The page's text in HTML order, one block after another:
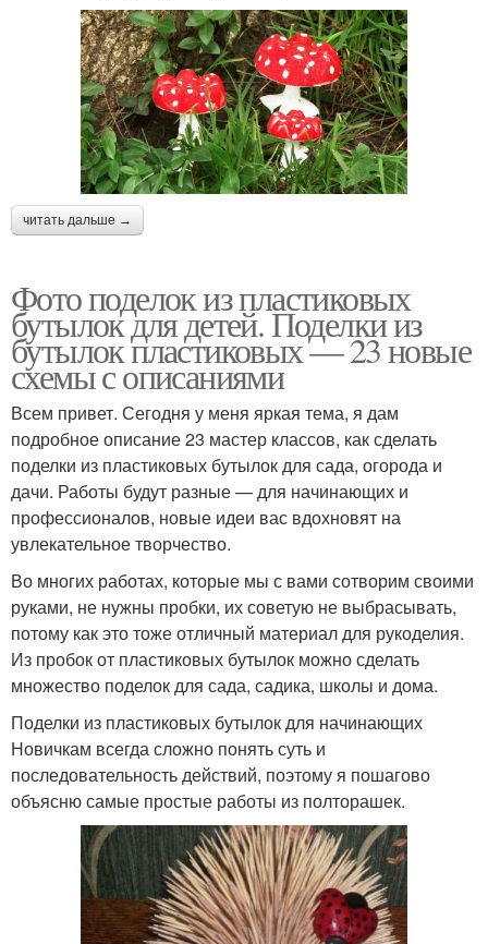
читать дальше →
Фото поделок из пластиковых
бутылок для детей. Поделки из
бутылок пластиковых — 23 новые
схемы с описаниями
Всем привет. Сегодня у меня яркая тема, я дам
подробное описание 23 мастер классов, как сделать
поделки из пластиковых бутылок для сада, огорода и
дачи. Работы будут разные — для начинающих и
профессионалов, новые идеи вас вдохновят на
увлекательное творчество.
Во многих работах, которые мы с вами сотворим своими
руками, не нужны пробки, их советую не выбрасывать,
потому как это тоже отличный материал для рукоделия.
Из пробок от пластиковых бутылок можно сделать
множество поделок для сада, садика, школы и дома.
Поделки из пластиковых бутылок для начинающих
Новичкам всегда сложно понять суть и
последовательность действий, поэтому я пошагово
объясню самые простые работы из полторашек.